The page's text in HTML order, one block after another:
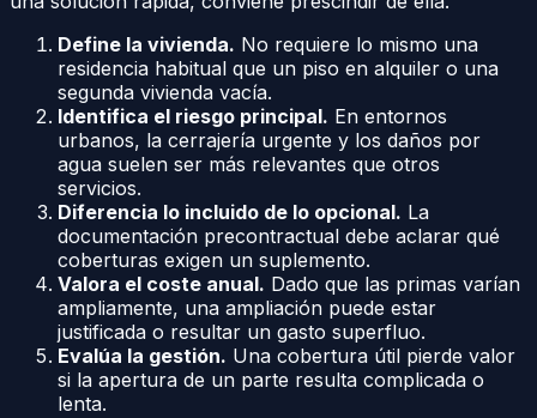
Define la vivienda. No requiere lo mismo una
residencia habitual que un piso en alquiler o una
segunda vivienda vacía.
Identifica el riesgo principal. En entornos
urbanos, la cerrajería urgente y los daños por
agua suelen ser más relevantes que otros
servicios.
Diferencia lo incluido de lo opcional. La
documentación precontractual debe aclarar qué
coberturas exigen un suplemento.
Valora el coste anual. Dado que las primas varían
ampliamente, una ampliación puede estar
justificada o resultar un gasto superfluo.
Evalúa la gestión. Una cobertura útil pierde valor
si la apertura de un parte resulta complicada o
lenta.